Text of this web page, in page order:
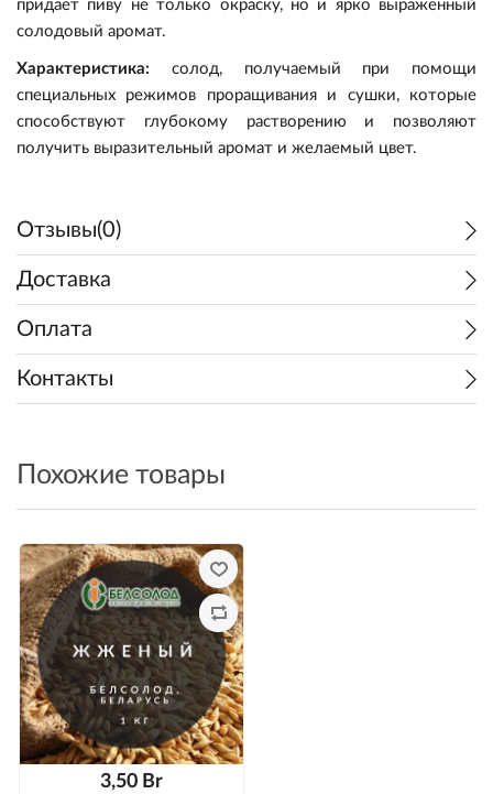
придает пиву не только окраску, но и ярко выраженный
солодовый аромат.
Характеристика: солод, получаемый при помощи
специальных режимов проращивания и сушки, которые
способствуют глубокому растворению и позволяют
получить выразительный аромат и желаемый цвет.
Отзывы(0)
Доставка
Оплата
Контакты
Похожие товары
3,50 Br
Декстроза/Леденцы
Осветлители
Водоподготовка
Дезинфекция и мойка
Пивоварни "Beer Zavodik"
Автоматические пивоварни
Наборы для настоек
Дубовая щепа/кубики/уголь
Эссенции
Осветлители/Пеногасители
Розлив и хранение
Комплектующие
Дистилляторы
Щепа для копчения
Новинки
Доставка
О Нас
Доставка
Наш адрес
Замена и возврат товара
Войти